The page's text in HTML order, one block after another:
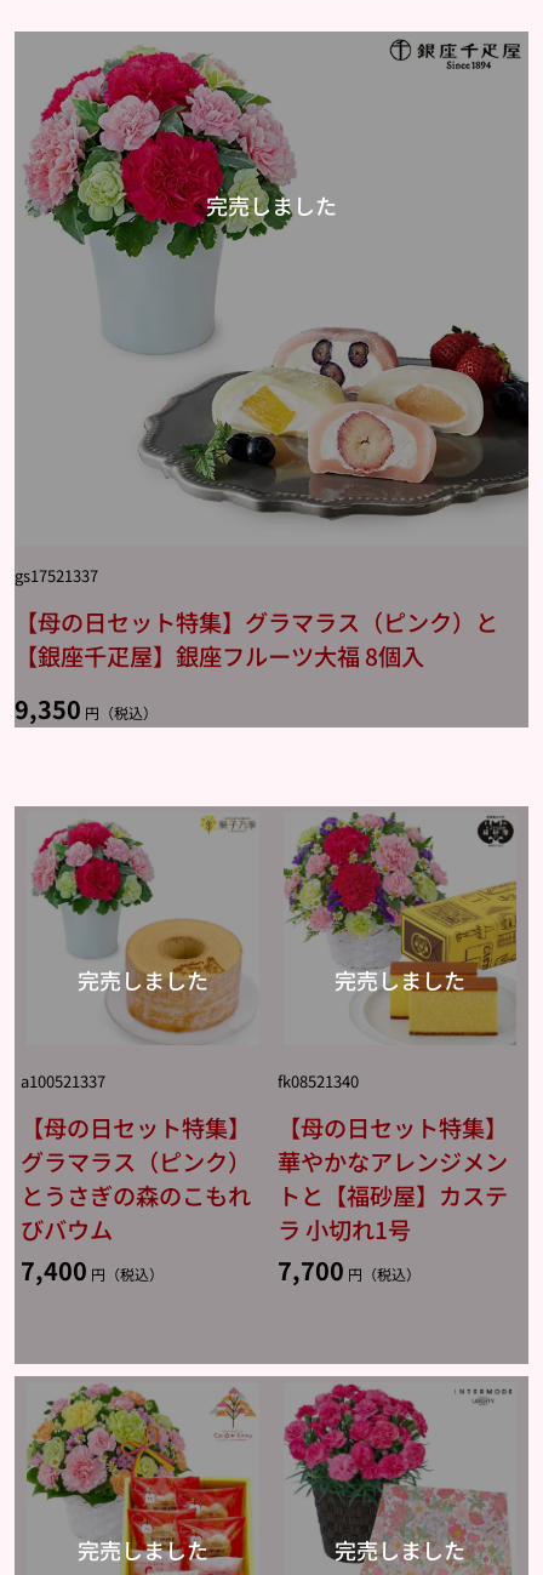
gs17521337
【母の日セット特集】グラマラス（ピンク）と
【銀座千疋屋】銀座フルーツ大福 8個入
9,350 円（税込）
a100521337
【母の日セット特集】
グラマラス（ピンク）
とうさぎの森のこもれ
びバウム
7,400 円（税込）
fk08521340
【母の日セット特集】
華やかなアレンジメン
トと【福砂屋】カステ
ラ 小切れ1号
7,700 円（税込）